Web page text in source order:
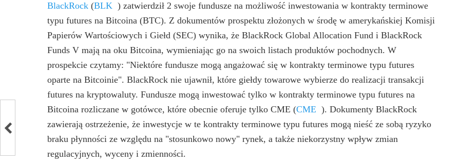
BlackRock (BLK ) zatwierdził 2 swoje fundusze na możliwość inwestowania w kontrakty terminowe
typu futures na Bitcoina (BTC). Z dokumentów prospektu złożonych w środę w amerykańskiej Komisji
Papierów Wartościowych i Giełd (SEC) wynika, że BlackRock Global Allocation Fund i BlackRock
Funds V mają na oku Bitcoina, wymieniając go na swoich listach produktów pochodnych. W
prospekcie czytamy: "Niektóre fundusze mogą angażować się w kontrakty terminowe typu futures
oparte na Bitcoinie". BlackRock nie ujawnił, które giełdy towarowe wybierze do realizacji transakcji
futures na kryptowaluty. Fundusze mogą inwestować tylko w kontrakty terminowe typu futures na
Bitcoina rozliczane w gotówce, które obecnie oferuje tylko CME (CME ). Dokumenty BlackRock
zawierają ostrzeżenie, że inwestycje w te kontrakty terminowe typu futures mogą nieść ze sobą ryzyko
braku płynności ze względu na "stosunkowo nowy" rynek, a także niekorzystny wpływ zmian
regulacyjnych, wyceny i zmienności.